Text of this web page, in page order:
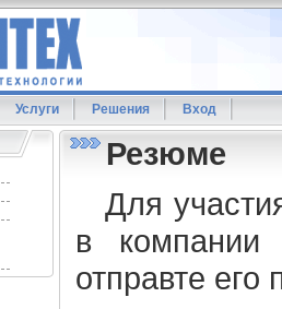
Услуги Решения Вход
Резюме
Для
в компании
отправте